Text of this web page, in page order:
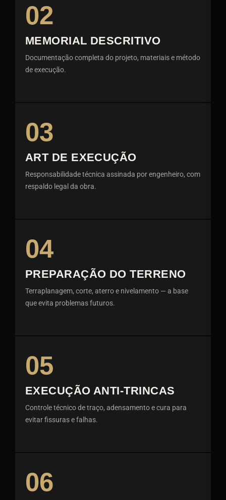
02
MEMORIAL DESCRITIVO
Documentação completa do projeto, materiais e método
de execução.
03
ART DE EXECUÇÃO
Responsabilidade técnica assinada por engenheiro, com
respaldo legal da obra.
04
PREPARAÇÃO DO TERRENO
Terraplanagem, corte, aterro e nivelamento — a base
que evita problemas futuros.
05
EXECUÇÃO ANTI-TRINCAS
Controle técnico de traço, adensamento e cura para
evitar fissuras e falhas.
06